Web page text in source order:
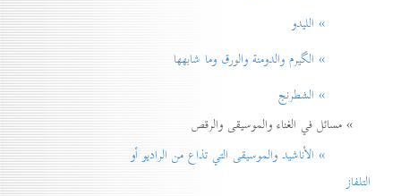
» الليدو
» الگيرم والدومنة والورق وما شابهها
» الشطرنج
» مسائل في الغناء والموسيقى والرقص
» الأناشيد والموسيقی التي تذاع من الراديو أو
التلفاز